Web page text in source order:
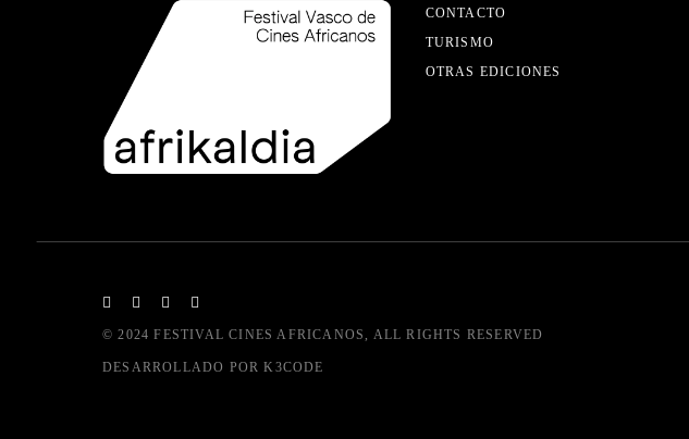
CONTACTO
TURISMO
OTRAS EDICIONES
© 2024FESTIVAL CINES AFRICANOS, ALL RIGHTS RESERVED
DESARROLLADO PORK3CODE